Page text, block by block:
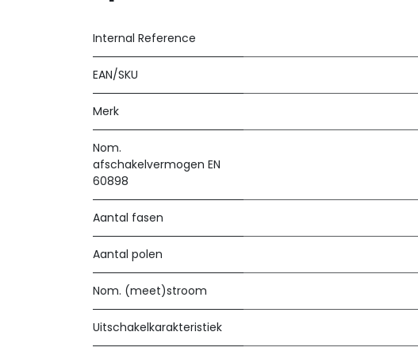
Internal Reference
EAN/SKU
Merk
Nom.
afschakelvermogen EN
60898
Aantal fasen
Aantal polen
Nom. (meet)stroom
Uitschakelkarakteristiek